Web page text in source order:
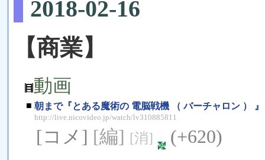
2018-02-16
【商業】
動画
■ 朝まで『とある魔術の 電脳戦機 （ バーチャロン ）
http://live.nicovideo.jp/watch/lv310885811
[コメ] [編] [消]
(+620)